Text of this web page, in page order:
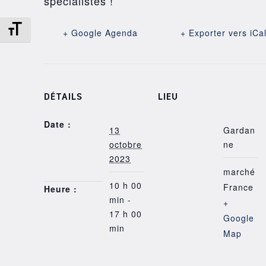
Changer la taille de la police
+ Google Agenda + Exporter vers
DÉTAILS
Date :
13
octobre
2023
Heure :
10 h 00
min -
17 h 00
min
LIEU
Gardan
ne
marché
France
+
Google
Map